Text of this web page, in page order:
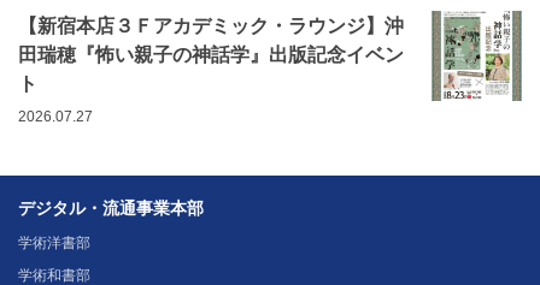
【新宿本店３Ｆアカデミック・ラウンジ】沖
田瑞穂『怖い親子の神話学』出版記念イベン
ト
2026.07.27
デジタル・流通事業本部
学術洋書部
学術和書部